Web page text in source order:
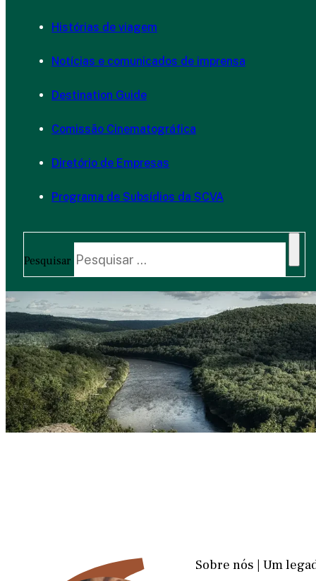
Histórias de viagem
Notícias e comunicados de imprensa
Destination Guide
Comissão Cinematográfica
Diretório de Empresas
Programa de Subsídios da SCVA
Pesquisar
Sobre nós | Um